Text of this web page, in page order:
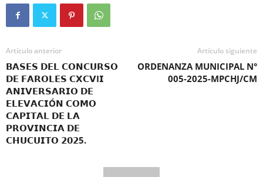
Artículo anterior
𝗕𝗔𝗦𝗘𝗦 𝗗𝗘𝗟 𝗖𝗢𝗡𝗖𝗨𝗥𝗦𝗢
𝗗𝗘 𝗙𝗔𝗥𝗢𝗟𝗘𝗦 𝗖𝗫𝗖𝗩I𝗜
𝗔𝗡𝗜𝗩𝗘𝗥𝗦𝗔𝗥𝗜𝗢 𝗗𝗘
𝗘𝗟𝗘𝗩𝗔𝗖𝗜Ó𝗡 𝗖𝗢𝗠𝗢
𝗖𝗔𝗣𝗜𝗧𝗔𝗟 𝗗𝗘 𝗟𝗔
𝗣𝗥𝗢𝗩𝗜𝗡𝗖𝗜𝗔 𝗗𝗘
𝗖𝗛𝗨𝗖𝗨𝗜𝗧𝗢 𝟮𝟬𝟮5.
Artículo siguiente
ORDENANZA MUNICIPAL N°
005-2025-MPCHJ/CM